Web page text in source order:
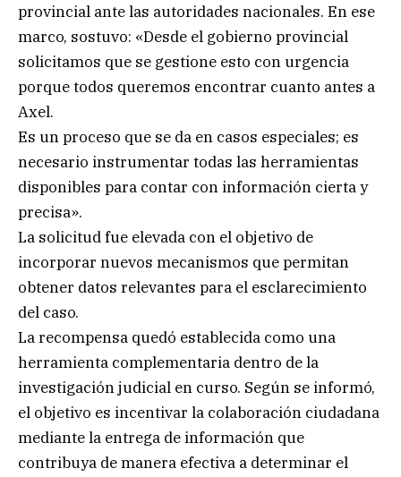
provincial ante las autoridades nacionales. En ese
marco, sostuvo: «Desde el gobierno provincial
solicitamos que se gestione esto con urgencia
porque todos queremos encontrar cuanto antes a
Axel.
Es un proceso que se da en casos especiales; es
necesario instrumentar todas las herramientas
disponibles para contar con información cierta y
precisa».
La solicitud fue elevada con el objetivo de
incorporar nuevos mecanismos que permitan
obtener datos relevantes para el esclarecimiento
del caso.
La recompensa quedó establecida como una
herramienta complementaria dentro de la
investigación judicial en curso. Según se informó,
el objetivo es incentivar la colaboración ciudadana
mediante la entrega de información que
contribuya de manera efectiva a determinar el